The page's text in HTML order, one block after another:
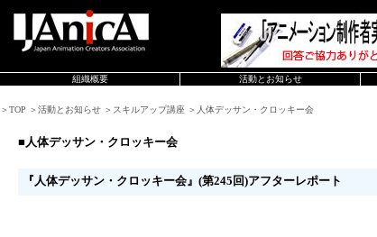
組織概要 活動とお知らせ
＞TOP ＞活動とお知らせ ＞スキルアップ講座 ＞人体デッサン・クロッキー会
■人体デッサン・クロッキー会
『人体デッサン・クロッキー会』(第245回)アフターレポート